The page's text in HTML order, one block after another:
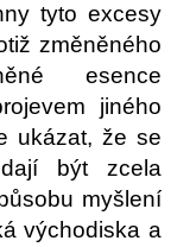
tyto excesy
změněného
esence
jiného
ukázat, že se
být zcela
myšlení
východiska a